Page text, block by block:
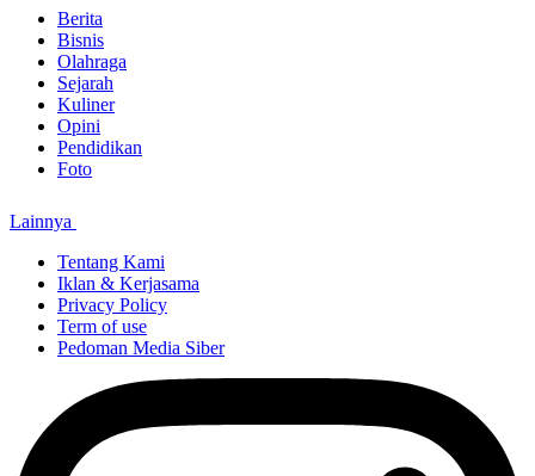
Berita
Bisnis
Olahraga
Sejarah
Kuliner
Opini
Pendidikan
Foto
Lainnya
Tentang Kami
Iklan & Kerjasama
Privacy Policy
Term of use
Pedoman Media Siber